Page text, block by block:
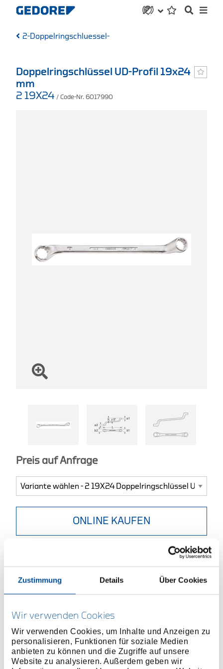
Zustimmung Details Über Cookies
Wir verwenden Cookies
Wir verwenden Cookies, um Inhalte und Anzeigen zu
personalisieren, Funktionen für soziale Medien
anbieten zu können und die Zugriffe auf unsere
Website zu analysieren. Außerdem geben wir
2-Doppelringschluessel-
Doppelringschlüssel UD-Profil 19x24
mm
2 19X24 / Code-Nr. 6017990
Preis auf Anfrage
ONLINE KAUFEN
Produktlinie
10104
Tief gekröpft, mit dünnwandigen Ringen
Vanadium-Stahl 31CrV3, verchromt